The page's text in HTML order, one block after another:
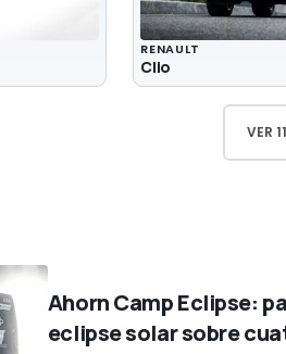
RENAULT
Clio
VER
Ahorn Camp Eclipse:
eclipse solar sobre